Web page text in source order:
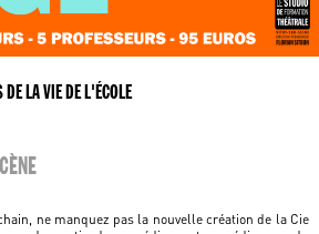
DE LA VIE DE L'ÉCOLE
ne manquez pas la nouvelle création de la Cie